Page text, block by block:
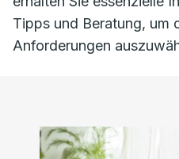
Tipps und Beratung, um
Anforderungen